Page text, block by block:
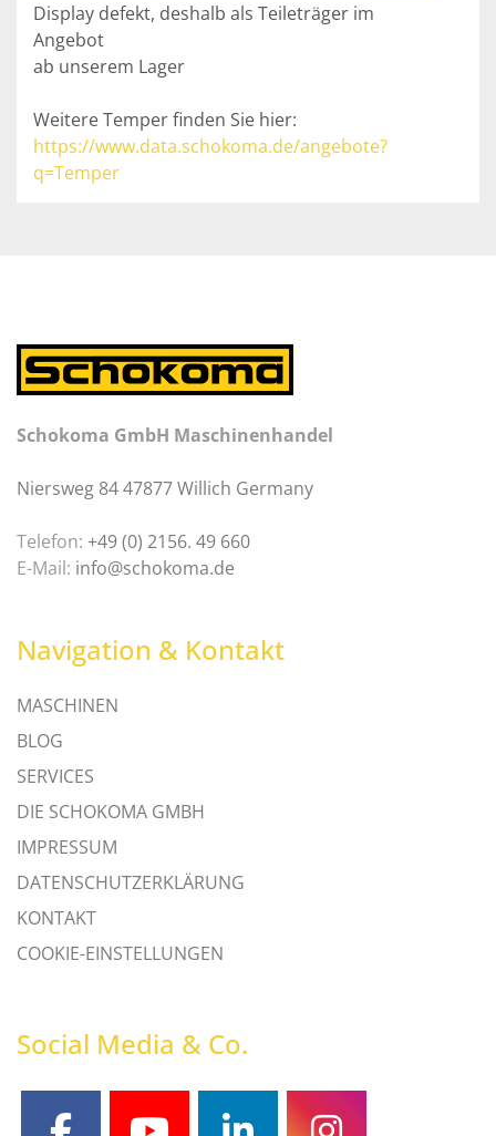
Display defekt, deshalb als Teileträger im
Angebot
ab unserem Lager
https://www.data.schokoma.de/angebote?
q=Temper
Schokoma GmbH Maschinenhandel
Niersweg 84 47877 Willich Germany
Telefon: +49 (0) 2156. 49 660
E-Mail: info@schokoma.de
Navigation & Kontakt
MASCHINEN
BLOG
SERVICES
DIE SCHOKOMA GMBH
IMPRESSUM
DATENSCHUTZERKLÄRUNG
KONTAKT
COOKIE-EINSTELLUNGEN
Social Media & Co.